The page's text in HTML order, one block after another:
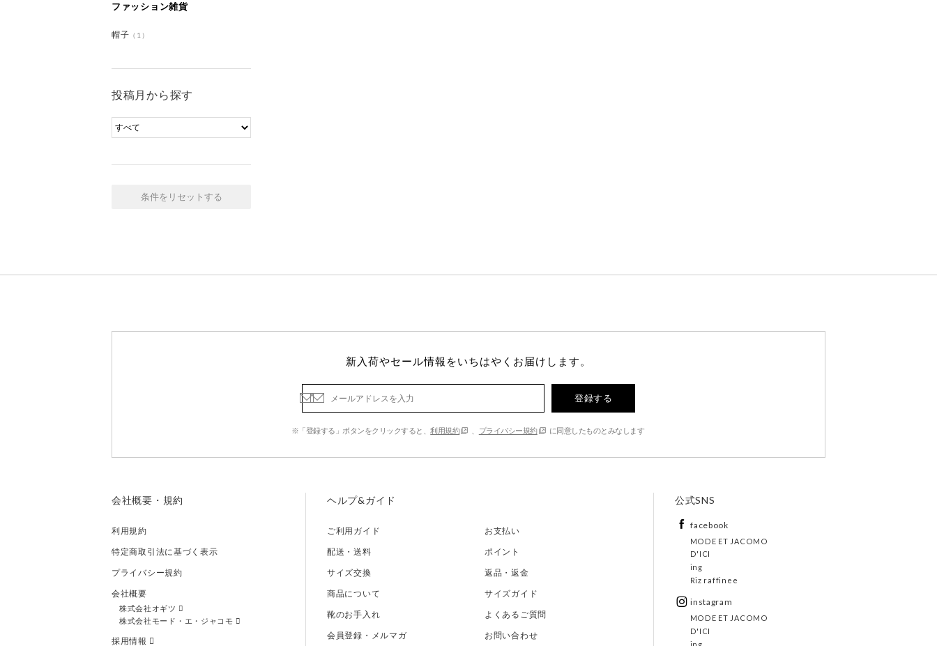
ファッション雑貨
帽子 （1）
投稿月から探す
条件をリセットする
新入荷やセール情報をいちはやくお届けします。
登録する
※「登録する」ボタンをクリックすると、利用規約 プライバシー規約 に同意したものとみなします
会社概要・規約
利用規約
特定商取引法に基づく表示
プライバシー規約
会社概要
株式会社オギツ
株式会社モード・エ・ジャコモ
採用情報
ヘルプ&ガイド
ご利用ガイド
お支払い
配送・送料
ポイント
サイズ交換
返品・返金
商品について
サイズガイド
靴のお手入れ
よくあるご質問
会員登録・メルマガ
お問い合わせ
公式SNS
facebook
MODE ET JACOMO
D'ICI
ing
Riz raffinee
instagram
MODE ET JACOMO
D'ICI
ing